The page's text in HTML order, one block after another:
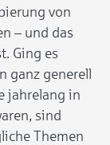
von
– und das
Ging es
ganz generell
jahrelang in
sind
Themen